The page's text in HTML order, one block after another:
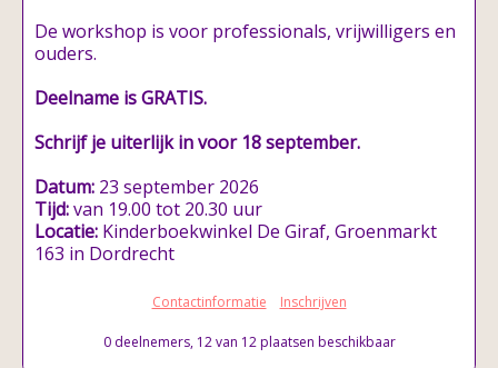
De workshop is voor professionals, vrijwilligers en
ouders.
Deelname is GRATIS.
Schrijf je uiterlijk in voor 18 september.
Datum: 23 september 2026
Tijd:van 19.00 tot 20.30 uur
Locatie: Kinderboekwinkel De Giraf, Groenmarkt
163 in Dordrecht
Contactinformatie Inschrijven
0 deelnemers, 12 van 12 plaatsen beschikbaar